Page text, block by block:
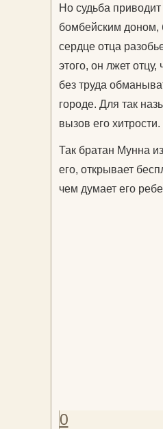
Но судьба
бомбейским доном,
сердце отца
этого, он лжет
без труда
городе. Для так
вызов его хитрости.
Так братан Мунна
его, открывает
чем думает его
0